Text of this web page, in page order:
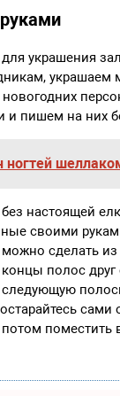
украшения
и пишем на них
ногтей
настоящей
своими
можно сделать
концы полос друг
следующую
сами
поместить